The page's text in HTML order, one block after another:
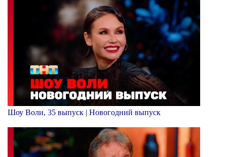
Шоу Воли, 35 выпуск | Новогодний выпуск